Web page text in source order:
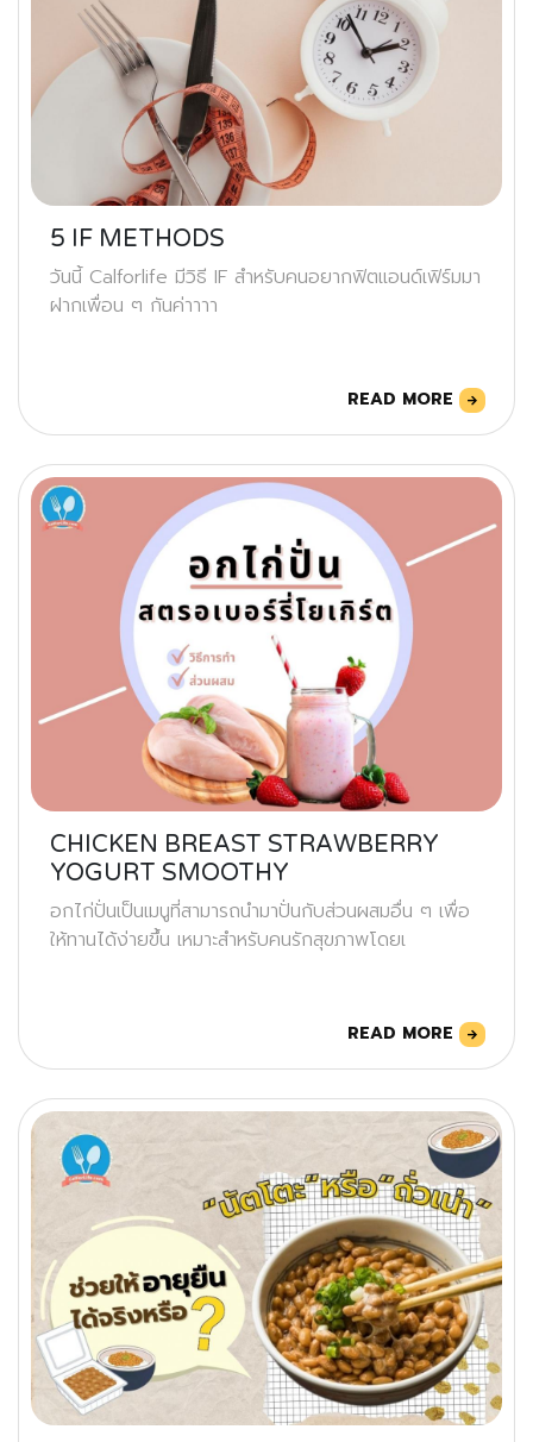
5 IF METHODS
วันนี้ Calforlife มีวิธี IF สำหรับคนอยากฟิตแอนด์เฟิร์มมา
ฝากเพื่อน ๆ กันค่าาาา
READ MORE
CHICKEN BREAST STRAWBERRY
YOGURT SMOOTHY
อกไก่ปั่นเป็นเมนูที่สามารถนำมาปั่นกับส่วนผสมอื่น ๆ เพื่อ
ให้ทานได้ง่ายขึ้น เหมาะสำหรับคนรักสุขภาพโดยเ
READ MORE